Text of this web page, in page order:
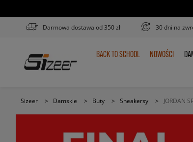
Darmowa dostawa od 350 zł 30 dni na
BACK
BACK TO SCHOOL NOWOŚCI
NOWOŚCI
Sizeer > Damskie > Buty > Sneakersy > JORDAN